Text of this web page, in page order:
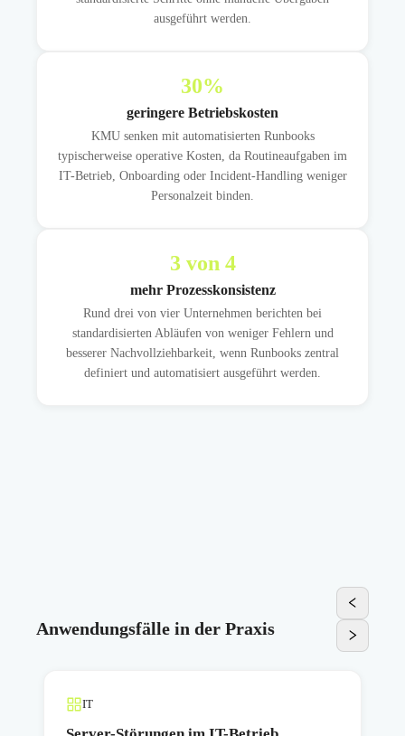
ausgeführt werden.
30%
geringere Betriebskosten
KMU senken mit automatisierten Runbooks
typischerweise operative Kosten, da Routineaufgaben im
IT-Betrieb, Onboarding oder Incident-Handling weniger
Personalzeit binden.
3von 4
mehr Prozesskonsistenz
Rund drei von vier Unternehmen berichten bei
standardisierten Abläufen von weniger Fehlern und
besserer Nachvollziehbarkeit, wenn Runbooks zentral
definiert und automatisiert ausgeführt werden.
Anwendungsfälle in der Praxis
IT